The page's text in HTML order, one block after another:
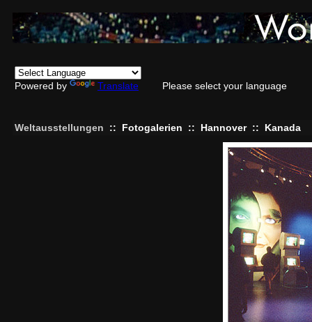
Powered by Translate Please select your language
Weltausstellungen :: Fotogalerien :: Hannover :: Kanada